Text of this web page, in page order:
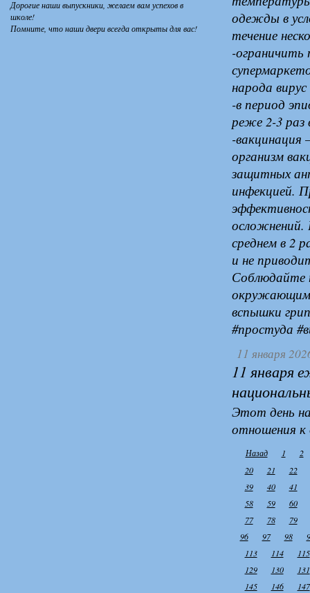
Дорогие наши выпускники, желаем вам успехов в
школе!
Помните, что наши двери всегда открыты для вас!
одежды в
течение
-ограничить
народа
-в период
реже 2-3 раз
-вакцинация
организм
защитных
инфекцией.
осложнений.
среднем в 2
и не
Соблюдайте
вспышки
#простуда
11 января
11 января
Этот день
отношения
Назад 1
2
20
21
22
39
40
41
58
59
60
77
78
79
96
97 98
113
114
115
129
130
131
145
146 147